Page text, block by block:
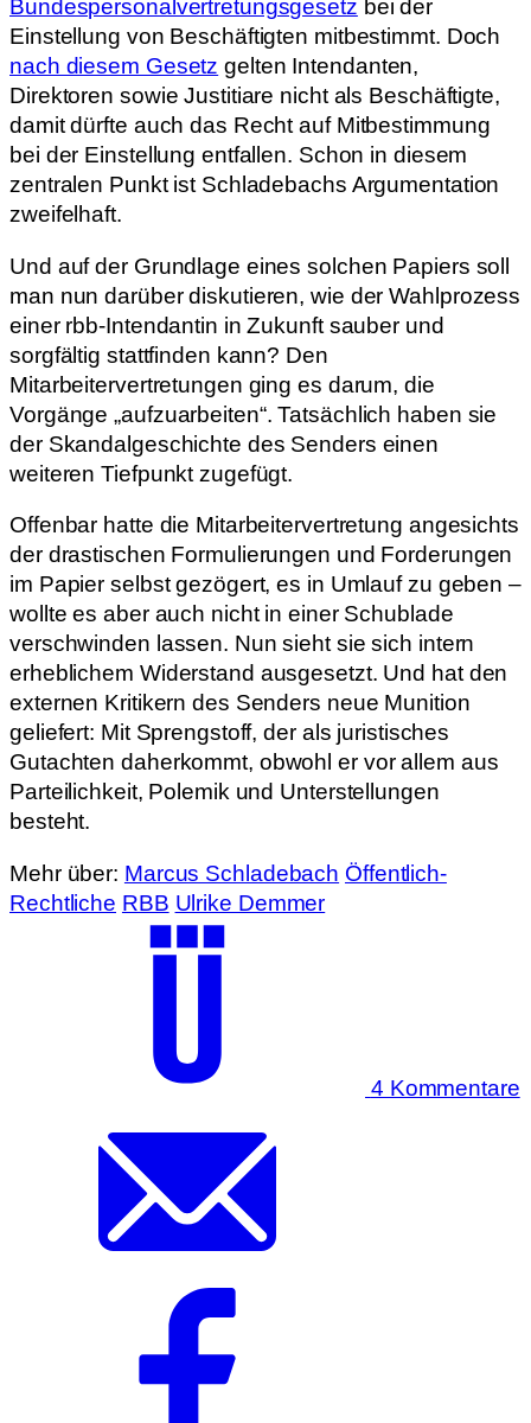
Bundespersonalvertretungsgesetz bei der
Einstellung von Beschäftigten mitbestimmt. Doch
nach diesem Gesetz gelten Intendanten,
Direktoren sowie Justitiare nicht als Beschäftigte,
damit dürfte auch das Recht auf Mitbestimmung
bei der Einstellung entfallen. Schon in diesem
zentralen Punkt ist Schladebachs Argumentation
zweifelhaft.
Und auf der Grundlage eines solchen Papiers soll
man nun darüber diskutieren, wie der Wahlprozess
einer rbb-Intendantin in Zukunft sauber und
sorgfältig stattfinden kann? Den
Mitarbeitervertretungen ging es darum, die
Vorgänge „aufzuarbeiten“. Tatsächlich haben sie
der Skandalgeschichte des Senders einen
weiteren Tiefpunkt zugefügt.
Offenbar hatte die Mitarbeitervertretung angesichts
der drastischen Formulierungen und Forderungen
im Papier selbst gezögert, es in Umlauf zu geben –
wollte es aber auch nicht in einer Schublade
verschwinden lassen. Nun sieht sie sich intern
erheblichem Widerstand ausgesetzt. Und hat den
externen Kritikern des Senders neue Munition
geliefert: Mit Sprengstoff, der als juristisches
Gutachten daherkommt, obwohl er vor allem aus
Parteilichkeit, Polemik und Unterstellungen
besteht.
Mehr über: Marcus Schladebach Öffentlich-
Rechtliche RBB Ulrike Demmer
4 Kommentare